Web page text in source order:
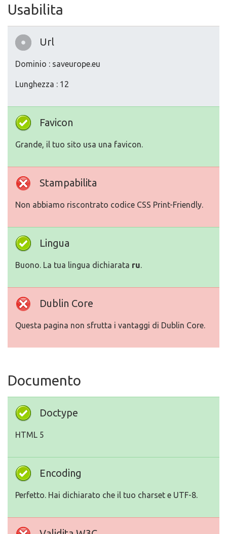
Usabilita
Url
Dominio : saveurope.eu
Lunghezza : 12
Favicon
Grande, il tuo sito usa una favicon.
Stampabilita
Non abbiamo riscontrato codice CSS Print-Friendly.
Lingua
Buono. La tua lingua dichiarata ru.
Dublin Core
Questa pagina non sfrutta i vantaggi di Dublin Core.
Documento
Doctype
HTML 5
Encoding
Perfetto. Hai dichiarato che il tuo charset e UTF-8.